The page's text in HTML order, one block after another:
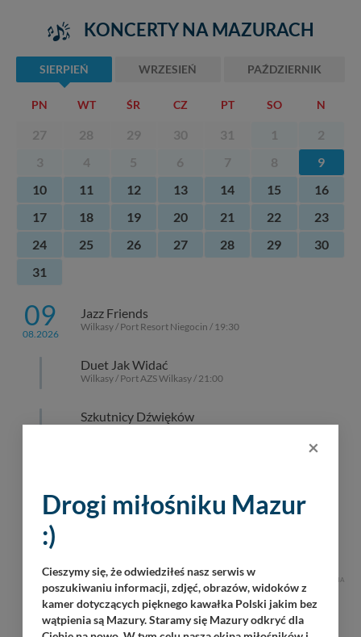
KONCERTY NA MAZURACH
SIERPIEŃ WRZESIEŃ PAŹDZIERNIK
PN WT ŚR CZ PT SO N
27 28 29 30 31 1
2
3
4 5 6 7 8
9
10
11 12 13 14 15
16
17
18 19 20 21 22
23
24
25 26 27 28 29
30
31
09
08.2026
Jazz Friends
Wilkasy / Port Resort Niegocin / 19:30
Duet Jak Widać
Wilkasy / Port AZS Wilkasy / 21:00
Szkutnicy Dźwięków
Operacja Boyen 2026 – największa
REKLAMA
×
Drogi miłośniku Mazur
:)
Cieszymy się, że odwiedziłeś nasz serwis w
poszukiwaniu informacji, zdjęć, obrazów, widoków z
kamer dotyczących pięknego kawałka Polski jakim bez
wątpienia są Mazury. Staramy się Mazury odkryć dla